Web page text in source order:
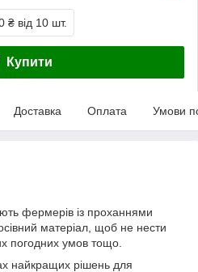
₴ від 10 шт.
Купити
Доставка Оплата Умови
фермерів із проханнями
матеріал, щоб не нести
погодних умов тощо.
найкращих рішень для